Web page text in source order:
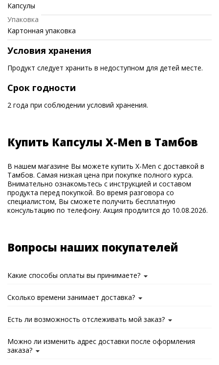
Капсулы
Упаковка
Картонная упаковка
Условия хранения
Продукт следует хранить в недоступном для детей месте.
Срок годности
2 года при соблюдении условий хранения.
Купить Капсулы X-Men в Тамбов
В нашем магазине Вы можете купить X-Men с доставкой в
Тамбов. Самая низкая цена при покупке полного курса.
Внимательно ознакомьтесь с инструкцией и составом
продукта перед покупкой. Во время разговора со
специалистом, Вы сможете получить бесплатную
консультацию по телефону. Акция продлится до 10.08.2026.
Вопросы наших покупателей
Какие способы оплаты вы принимаете?
Сколько времени занимает доставка?
Есть ли возможность отслеживать мой заказ?
Можно ли изменить адрес доставки после оформления
заказа?